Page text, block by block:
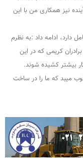
نیز همکاری من با این
دارد، ادامه داد :به نظرم
کریمی که در این
بیشتر کشیده شوند.
میبد که ما را در ساخت